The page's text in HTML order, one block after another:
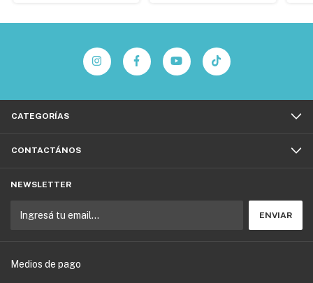
CATEGORÍAS
CONTACTÁNOS
NEWSLETTER
Medios de pago